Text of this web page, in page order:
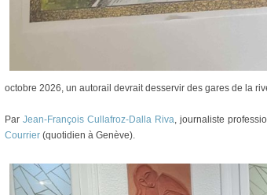
octobre 2026, un autorail devrait desservir des gares de la
Par Jean-François Cullafroz-Dalla Riva, journaliste
Courrier (quotidien à Genève).